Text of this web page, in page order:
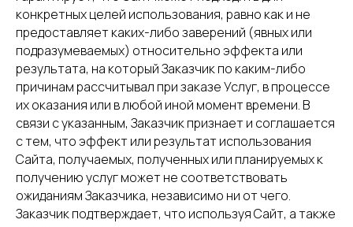
конкретных целей использования, равно как и не
предоставляет каких-либо заверений (явных или
подразумеваемых) относительно эффекта или
результата, на который Заказчик по каким-либо
причинам рассчитывал при заказе Услуг, в процессе
их оказания или в любой иной момент времени. В
связи с указанным, Заказчик признает и соглашается
с тем, что эффект или результат использования
Сайта, получаемых, полученных или планируемых к
получению услуг может не соответствовать
ожиданиям Заказчика, независимо ни от чего.
Заказчик подтверждает, что используя Сайт, а также